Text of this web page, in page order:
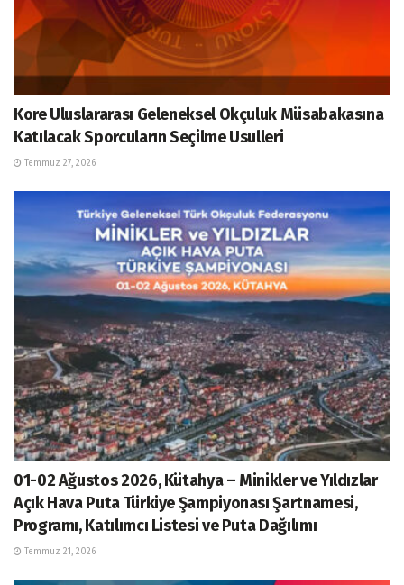
Kore Uluslararası Geleneksel Okçuluk Müsabakasına
Katılacak Sporcuların Seçilme Usulleri
Temmuz 27, 2026
01-02 Ağustos 2026, Kütahya – Minikler ve Yıldızlar
Açık Hava Puta Türkiye Şampiyonası Şartnamesi,
Programı, Katılımcı Listesi ve Puta Dağılımı
Temmuz 21, 2026